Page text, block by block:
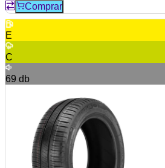
Comprar
E
C
69 db